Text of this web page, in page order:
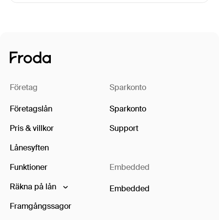
Företag
Företagslån
Pris & villkor
Lånesyften
Funktioner
Räkna på lån
Framgångssagor
Sparkonto
Sparkonto
Support
Embedded
Embedded